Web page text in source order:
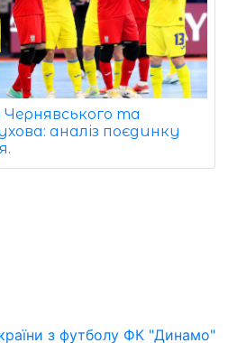
та
аналіз поєдинку
з футболу ФК "Динамо"